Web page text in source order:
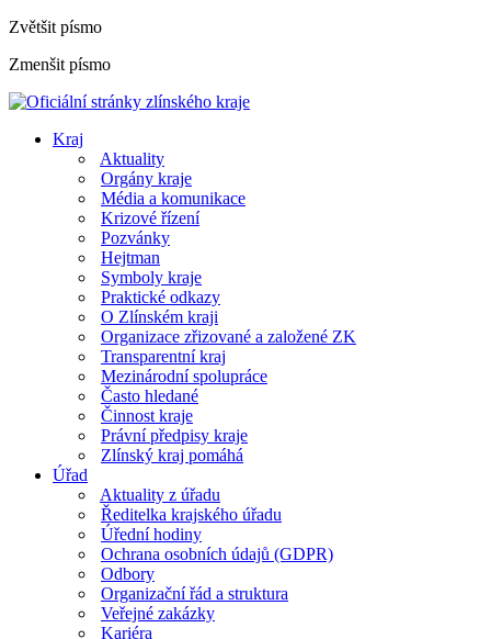
Zvětšit písmo
Zmenšit písmo
Kraj
Aktuality
Orgány kraje
Média a komunikace
Krizové řízení
Pozvánky
Hejtman
Symboly kraje
Praktické odkazy
O Zlínském kraji
Organizace zřizované a založené ZK
Transparentní kraj
Mezinárodní spolupráce
Často hledané
Činnost kraje
Právní předpisy kraje
Zlínský kraj pomáhá
Úřad
Aktuality z úřadu
Ředitelka krajského úřadu
Úřední hodiny
Ochrana osobních údajů (GDPR)
Odbory
Organizační řád a struktura
Veřejné zakázky
Kariéra